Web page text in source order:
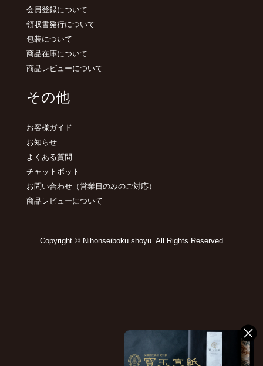
会員登録について
領収書発行について
包装について
商品在庫について
商品レビューについて
その他
お客様ガイド
お知らせ
よくある質問
チャットボット
お問い合わせ （営業日のみのご対応）
商品レビューについて
Copyright © Nihonseiboku shoyu. All Rights Reserved